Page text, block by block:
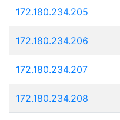
172.180.234.205
172.180.234.206
172.180.234.207
172.180.234.208